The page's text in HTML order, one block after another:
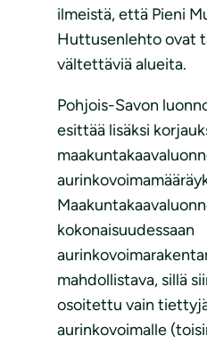
ilmeistä, että Pieni
Huttusenlehto ovat
vältettäviä alueita.
Pohjois-Savon
esittää lisäksi
kokonaisuudessaan
mahdollistava, sillä
osoitettu vain
aurinkovoimalle